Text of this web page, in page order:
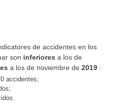
de accidentes en los
son inferiores a los de
a los de noviembre de 2019 :
accidentes;